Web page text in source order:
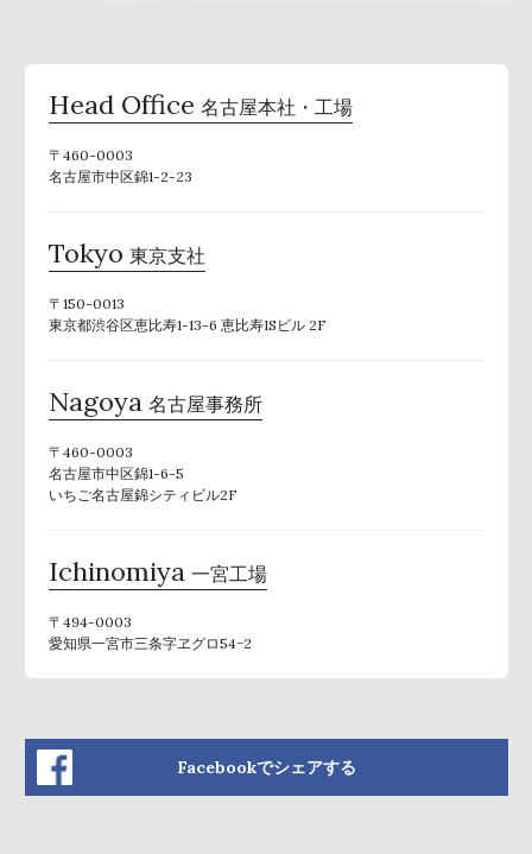
Head Office 名古屋本社・工場
〒460-0003
名古屋市中区錦1-2-23
Tokyo 東京支社
〒150-0013
東京都渋谷区恵比寿1-13-6 恵比寿ISビル 2F
Nagoya 名古屋事務所
〒460-0003
名古屋市中区錦1-6-5
いちご名古屋錦シティビル2F
Ichinomiya 一宮工場
〒494-0003
愛知県一宮市三条字ヱグロ54−2
Facebookでシェアする